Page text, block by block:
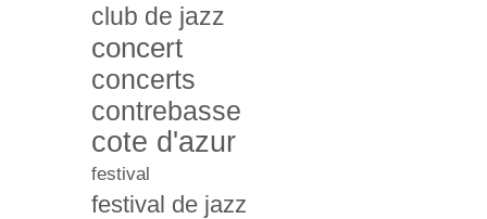
club de jazz
concert
concerts
contrebasse
cote d'azur
festival
festival de jazz